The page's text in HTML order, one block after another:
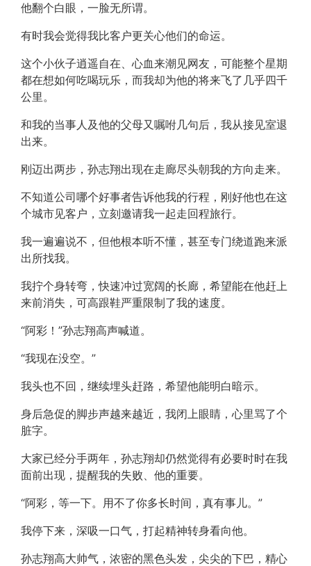
他翻个白眼，一脸无所谓。
有时我会觉得我比客户更关心他们的命运。
这个小伙子逍遥自在、心血来潮见网友，可能整个星期
都在想如何吃喝玩乐，而我却为他的将来飞了几乎四千
公里。
和我的当事人及他的父母又嘱咐几句后，我从接见室退
出来。
刚迈出两步，孙志翔出现在走廊尽头朝我的方向走来。
不知道公司哪个好事者告诉他我的行程，刚好他也在这
个城市见客户，立刻邀请我一起走回程旅行。
我一遍遍说不，但他根本听不懂，甚至专门绕道跑来派
出所找我。
我拧个身转弯，快速冲过宽阔的长廊，希望能在他赶上
来前消失，可高跟鞋严重限制了我的速度。
“阿彩！”孙志翔高声喊道。
“我现在没空。”
我头也不回，继续埋头赶路，希望他能明白暗示。
身后急促的脚步声越来越近，我闭上眼睛，心里骂了个
脏字。
大家已经分手两年，孙志翔却仍然觉得有必要时时在我
面前出现，提醒我的失败、他的重要。
“阿彩，等一下。用不了你多长时间，真有事儿。”
我停下来，深吸一口气，打起精神转身看向他。
孙志翔高大帅气，浓密的黑色头发，尖尖的下巴，精心